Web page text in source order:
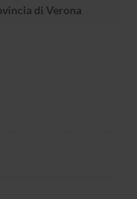
di Verona